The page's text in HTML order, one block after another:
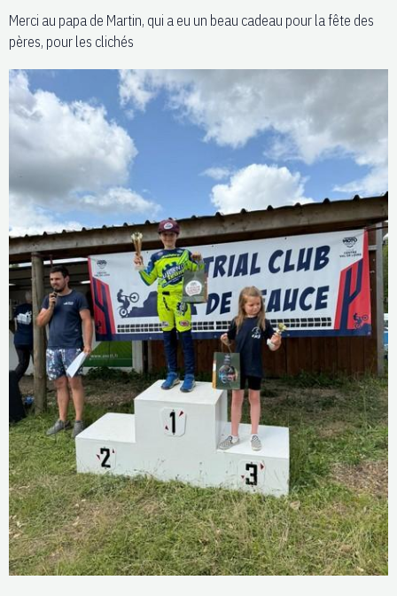
Merci au papa de Martin, qui a eu un beau cadeau pour la fête des
pères, pour les clichés